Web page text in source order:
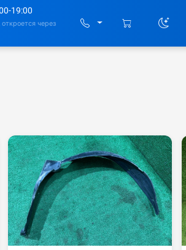
19:00
через